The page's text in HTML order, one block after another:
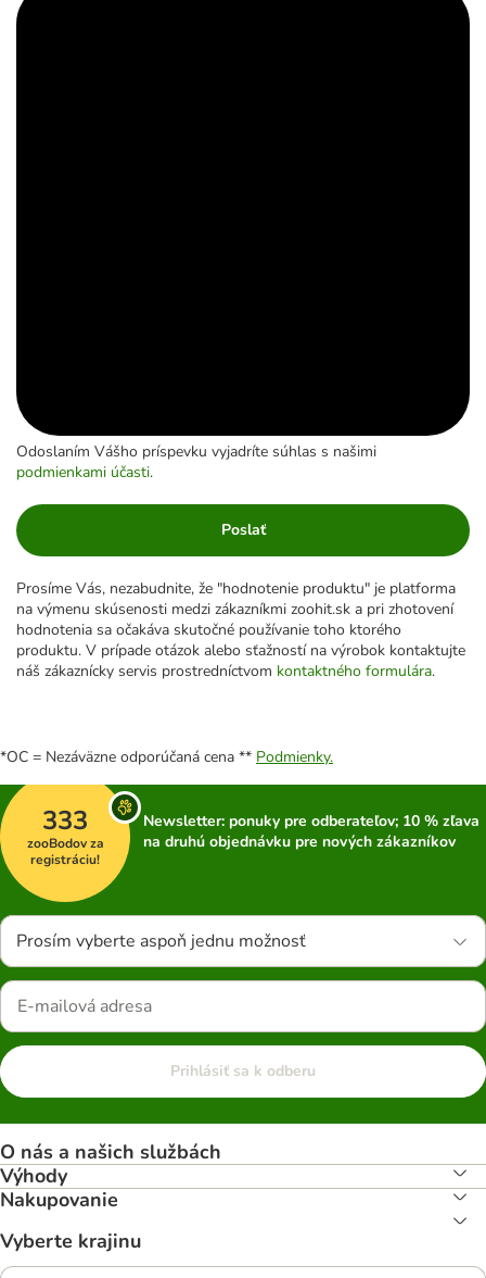
Odoslaním Vášho príspevku vyjadríte súhlas s našimi
podmienkami účasti.
Poslať
Prosíme Vás, nezabudnite, že "hodnotenie produktu" je platforma
na výmenu skúsenosti medzi zákazníkmi zoohit.sk a pri zhotovení
hodnotenia sa očakáva skutočné používanie toho ktorého
produktu. V prípade otázok alebo sťažností na výrobok kontaktujte
náš zákaznícky servis prostredníctvom kontaktného formulára.
*OC = Nezáväzne odporúčaná cena ** Podmienky.
333
zooBodov za
registráciu!
Newsletter: ponuky pre odberateľov; 10 % zľava
na druhú objednávku pre nových zákazníkov
Prosím vyberte aspoň jednu možnosť
Prihlásiť sa k odberu
O nás a našich službách
Výhody
Nakupovanie
Vyberte krajinu